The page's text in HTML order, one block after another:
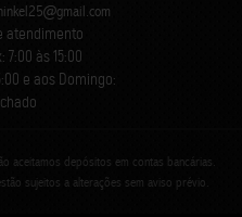
atendimento
7:00 às 15:00
e aos Domingo:
aceitamos depósitos em contas bancárias.
sujeitos a alterações sem aviso prévio.